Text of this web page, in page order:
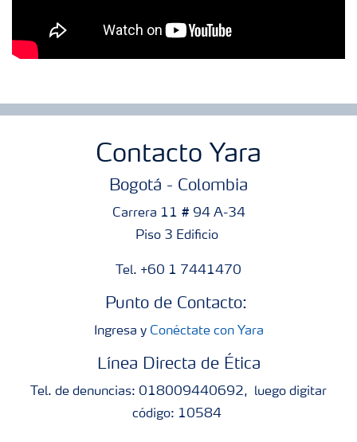
Contacto Yara
Bogotá - Colombia
Carrera 11 # 94 A-34
Piso 3 Edificio
Tel. +60 1 7441470
Punto de Contacto:
Ingresa y Conéctate con Yara
Línea Directa de Ética
Tel. de denuncias: 018009440692, luego digitar
código: 10584